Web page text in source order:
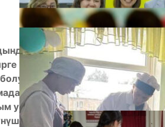
турган негизги
окуучуларды дүйнөлүк
саналат. Анткени бүгүнкү
аралашып,
учурда өз тилине, каада-
байкалууда.